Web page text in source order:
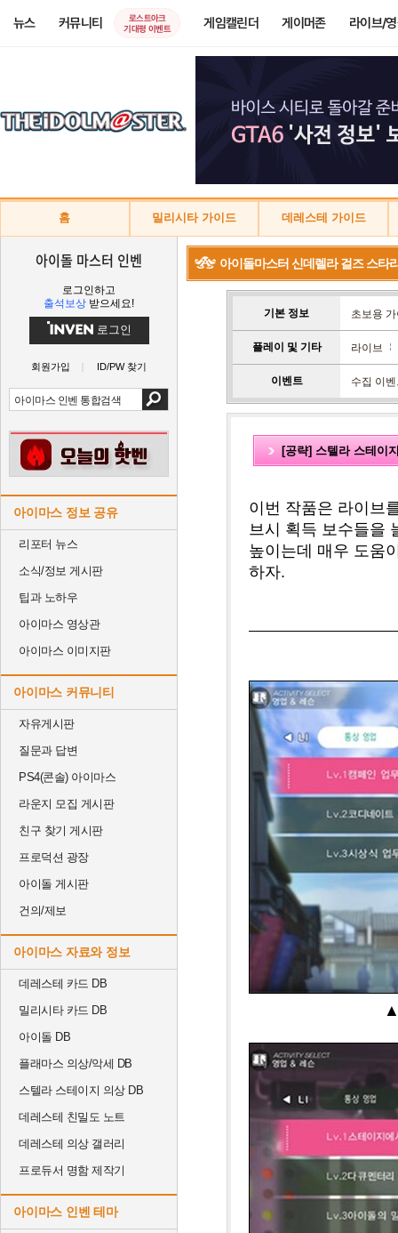
뉴스 커뮤니티
로스트아크
기대평 이벤트
게임캘린더 게이머존 라이브/
홈 밀리시타 가이드 데레스테 가이드
아이돌 마스터 인벤
로그인하고
출석보상 받으세요!
로그인
회원가입 ID/PW 찾기
아이마스 정보 공유
리포터 뉴스
소식/정보 게시판
팁과 노하우
아이마스 영상관
아이마스 이미지판
아이마스 커뮤니티
자유게시판
질문과 답변
PS4(콘솔) 아이마스
라운지 모집 게시판
친구 찾기 게시판
프로덕션 광장
아이돌 게시판
건의/제보
아이마스 자료와 정보
데레스테 카드 DB
밀리시타 카드 DB
아이돌 DB
플래마스 의상/악세 DB
스텔라 스테이지 의상 DB
데레스테 친밀도 노트
데레스테 의상 갤러리
프로듀서 명함 제작기
아이마스 인벤 테마
아이돌마스터 신데렐라 걸즈 스타
기본 정보 초보용
플레이 및 기타 라이브
이벤트 수집 이
[공략] 스텔라 스테이
이번 작품은 라이브
브시 획득 보수들을
높이는데 매우 도움
하자.